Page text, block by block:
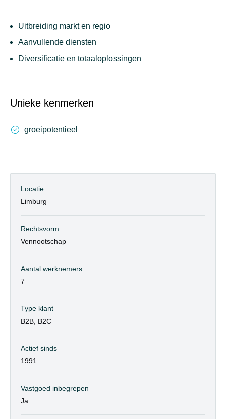
Uitbreiding markt en regio
Aanvullende diensten
Diversificatie en totaaloplossingen
Unieke kenmerken
groeipotentieel
Locatie
Limburg
Rechtsvorm
Vennootschap
Aantal werknemers
7
Type klant
B2B, B2C
Actief sinds
1991
Vastgoed inbegrepen
Ja